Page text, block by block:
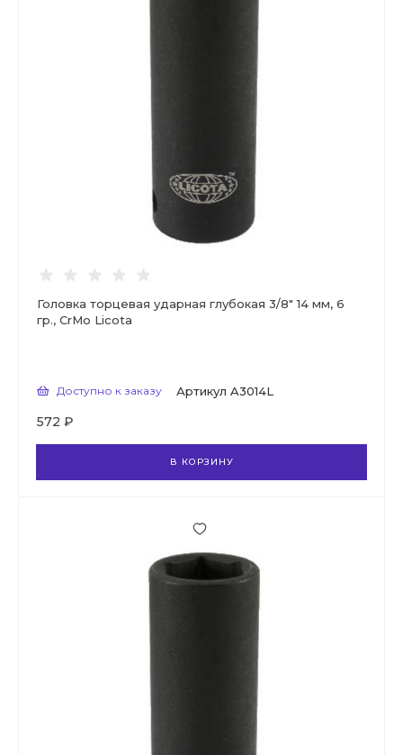
Головка торцевая ударная глубокая 3/8" 14 мм, 6
гр., CrMo Licota
Доступно к заказу Артикул A3014L
572 ₽
В КОРЗИНУ